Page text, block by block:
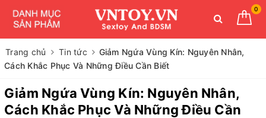
0
Trang chủ Tin tức
Giảm Ngứa Vùng Kín: Nguyên Nhân,
Cách Khắc Phục Và Những Điều Cần Biết
Giảm Ngứa Vùng Kín: Nguyên Nhân,
Cách Khắc Phục Và Những Điều Cần